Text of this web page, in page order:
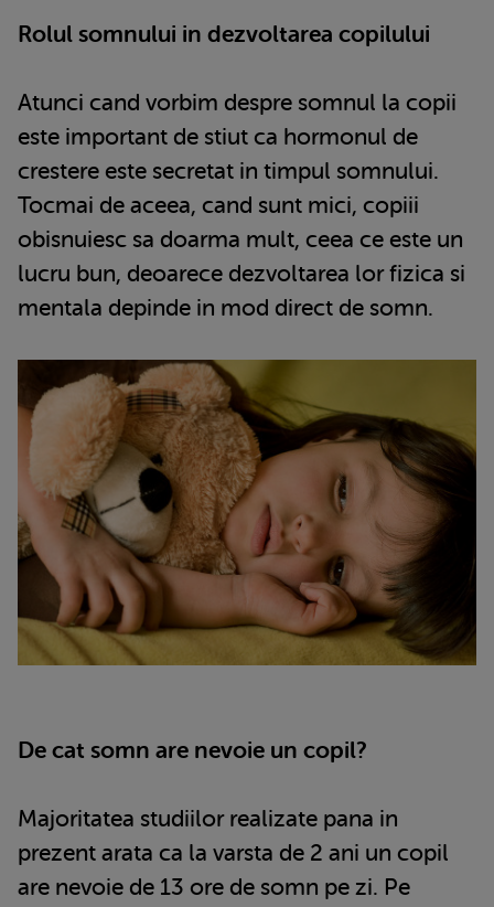
Rolul somnului in dezvoltarea copilului
Atunci cand vorbim despre somnul la copii
este important de stiut ca hormonul de
crestere este secretat in timpul somnului.
Tocmai de aceea, cand sunt mici, copiii
obisnuiesc sa doarma mult, ceea ce este un
lucru bun, deoarece dezvoltarea lor fizica si
mentala depinde in mod direct de somn.
De cat somn are nevoie un copil?
Majoritatea studiilor realizate pana in
prezent arata ca la varsta de 2 ani un copil
are nevoie de 13 ore de somn pe zi. Pe